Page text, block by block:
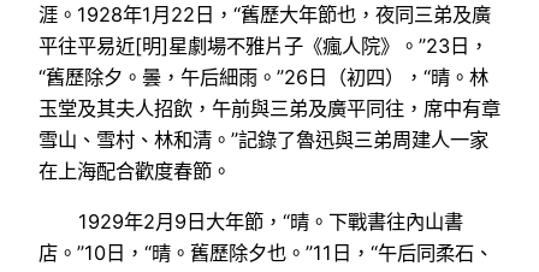
涯。1928年1月22日，“舊歷大年節也，夜同三弟及廣
平往平易近[明]星劇場不雅片子《瘋人院》。”23日，
“舊歷除夕。曇，午后細雨。”26日（初四），“晴。林
玉堂及其夫人招飲，午前與三弟及廣平同往，席中有章
雪山、雪村、林和清。”記錄了魯迅與三弟周建人一家
在上海配合歡度春節。
1929年2月9日大年節，“晴。下戰書往內山書
店。”10日，“晴。舊歷除夕也。”11日，“午后同柔石、